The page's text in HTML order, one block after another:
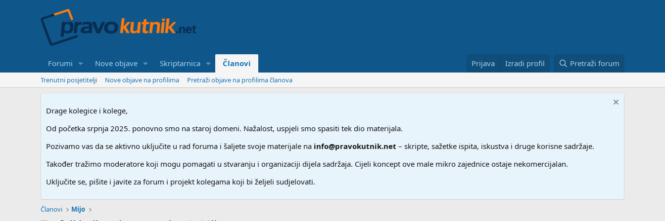
Forumi Nove objave Skriptarnica Članovi Prijava Izradi profil Pretraži forum
Trenutni posjetitelji Nove objave na profilima Pretraži objave na profilima članova
Drage kolegice i kolege,
Od početka srpnja 2025. ponovno smo na staroj domeni. Nažalost, uspjeli smo spasiti tek dio materijala.
Pozivamo vas da se aktivno uključite u rad foruma i šaljete svoje materijale na info@pravokutnik.net – skripte, sažetke ispita, iskustva i druge korisne sadržaje.
Također tražimo moderatore koji mogu pomagati u stvaranju i organizaciji dijela sadržaja. Cijeli koncept ove male mikro zajednice ostaje nekomercijalan.
Uključite se, pišite i javite za forum i projekt kolegama koji bi željeli sudjelovati.
Članovi Mijo